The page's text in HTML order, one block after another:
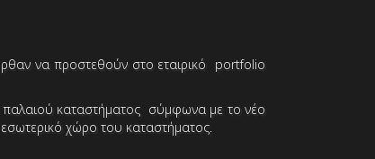
να προστεθούν στο εταιρικό portfolio
παλαιού καταστήματος σύμφωνα με το νέο
χώρο του καταστήματος.